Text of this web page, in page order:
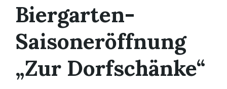
Biergarten-
Saisoneröffnung
„Zur Dorfschänke“